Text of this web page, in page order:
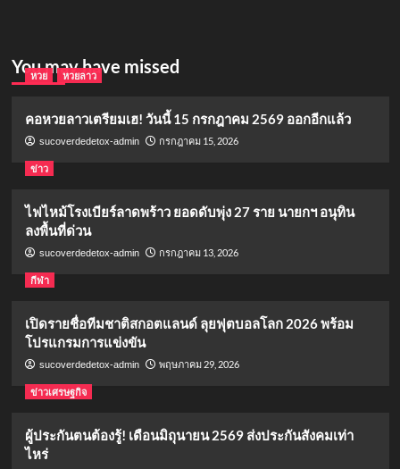
You may have missed
หวย หวยลาว
คอหวยลาวเตรียมเฮ! วันนี้ 15 กรกฎาคม 2569 ออกอีกแล้ว
sucoverdedetox-admin กรกฎาคม 15, 2026
ข่าว
ไฟไหม้โรงเบียร์ลาดพร้าว ยอดดับพุ่ง 27 ราย นายกฯ อนุทิน
ลงพื้นที่ด่วน
sucoverdedetox-admin กรกฎาคม 13, 2026
กีฬา
เปิดรายชื่อทีมชาติสกอตแลนด์ ลุยฟุตบอลโลก 2026 พร้อม
โปรแกรมการแข่งขัน
sucoverdedetox-admin พฤษภาคม 29, 2026
ข่าวเศรษฐกิจ
ผู้ประกันตนต้องรู้! เดือนมิถุนายน 2569 ส่งประกันสังคมเท่า
ไหร่